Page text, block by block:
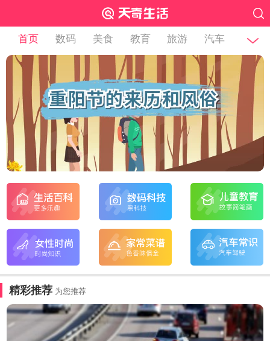
首页 数码 美食 教育 旅游 汽车
精彩推荐 为您推荐